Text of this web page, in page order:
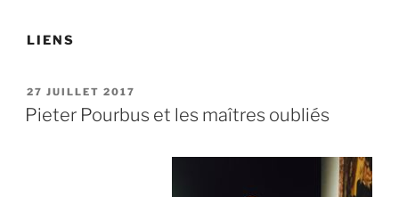
LIENS
PUBLIÉ
LE
27 JUILLET 2017
Pieter Pourbus et les maîtres oubliés